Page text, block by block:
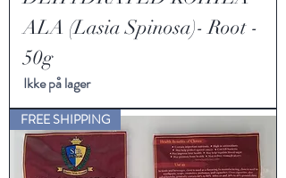
ALA (Lasia Spinosa)- Root -
50g
Ikke på lager
FREE SHIPPING